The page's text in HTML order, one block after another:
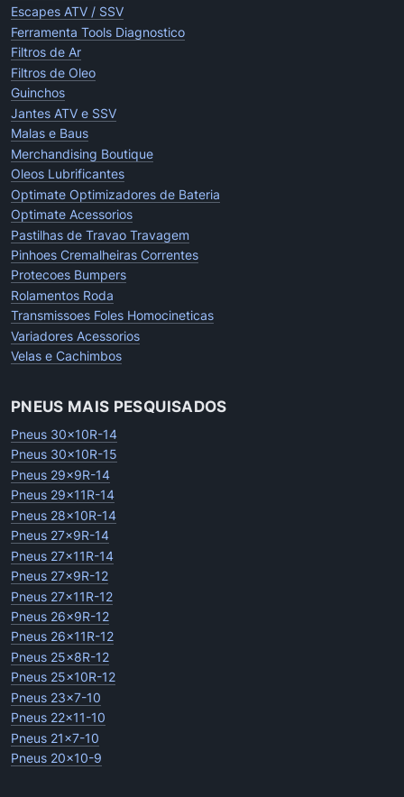
Escapes ATV / SSV
Ferramenta Tools Diagnostico
Filtros de Ar
Filtros de Oleo
Guinchos
Jantes ATV e SSV
Malas e Baus
Merchandising Boutique
Oleos Lubrificantes
Optimate Optimizadores de Bateria
Optimate Acessorios
Pastilhas de Travao Travagem
Pinhoes Cremalheiras Correntes
Protecoes Bumpers
Rolamentos Roda
Transmissoes Foles Homocineticas
Variadores Acessorios
Velas e Cachimbos
PNEUS MAIS PESQUISADOS
Pneus 30x10R-14
Pneus 30x10R-15
Pneus 29x9R-14
Pneus 29x11R-14
Pneus 28x10R-14
Pneus 27x9R-14
Pneus 27x11R-14
Pneus 27x9R-12
Pneus 27x11R-12
Pneus 26x9R-12
Pneus 26x11R-12
Pneus 25x8R-12
Pneus 25x10R-12
Pneus 23x7-10
Pneus 22x11-10
Pneus 21x7-10
Pneus 20x10-9